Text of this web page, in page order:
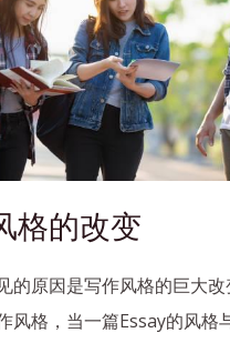
格的改变
的原因是写作风格的巨大
风格，当一篇Essay的风格